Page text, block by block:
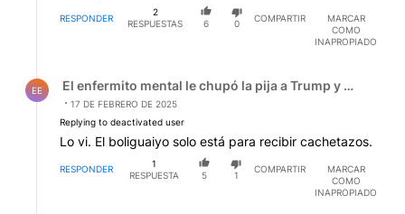
RESPONDER
2
RESPUESTAS
6 0
COMPARTIR
MARCAR
COMO
INAPROPIADO
EE El enfermito mental le chupó la pija a Trump y el
17 DE FEBRERO DE 2025
Replying to deactivated user
Lo vi. El boliguaiyo solo está para recibir cachetazos.
RESPONDER
1
RESPUESTA
5 1
COMPARTIR
MARCAR
COMO
INAPROPIADO